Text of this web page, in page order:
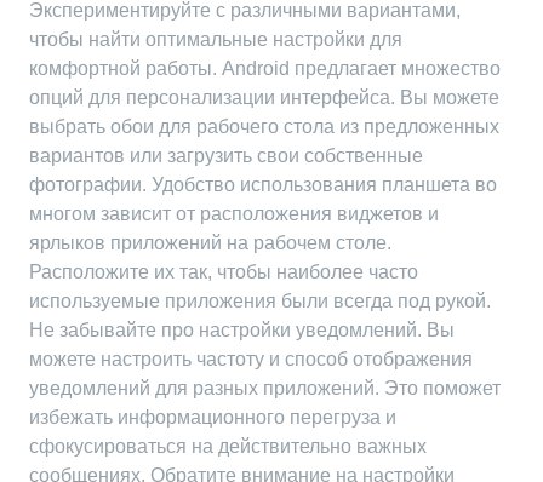
Экспериментируйте с различными вариантами,
чтобы найти оптимальные настройки для
комфортной работы. Android предлагает множество
опций для персонализации интерфейса. Вы можете
выбрать обои для рабочего стола из предложенных
вариантов или загрузить свои собственные
фотографии. Удобство использования планшета во
многом зависит от расположения виджетов и
ярлыков приложений на рабочем столе.
Расположите их так, чтобы наиболее часто
используемые приложения были всегда под рукой.
Не забывайте про настройки уведомлений. Вы
можете настроить частоту и способ отображения
уведомлений для разных приложений. Это поможет
избежать информационного перегруза и
сфокусироваться на действительно важных
сообщениях. Обратите внимание на настройки